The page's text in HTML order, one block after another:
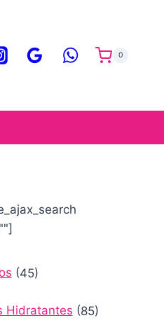
0
45
45
productos
Hidratantes
85
85
productos